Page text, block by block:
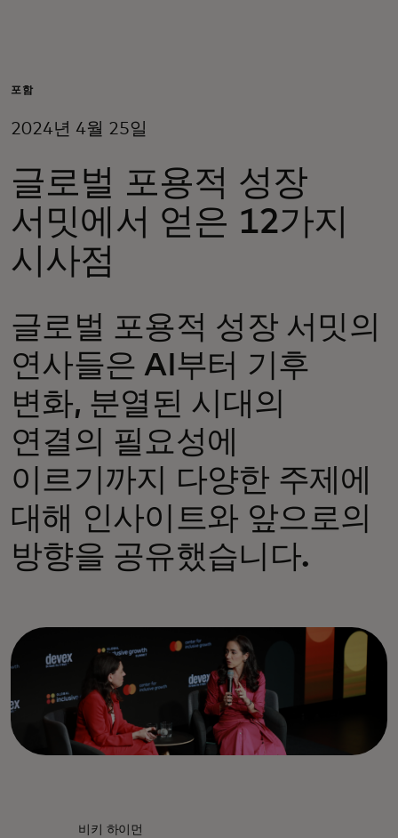
이노베이터
뉴스 & 인사이트
포함
2024년 4월 25일
글로벌 포용적 성장
서밋에서 얻은 12가지
시사점
글로벌 포용적 성장 서밋의
연사들은 AI부터 기후
변화, 분열된 시대의
연결의 필요성에
이르기까지 다양한 주제에
대해 인사이트와 앞으로의
방향을 공유했습니다.
비키 하이먼